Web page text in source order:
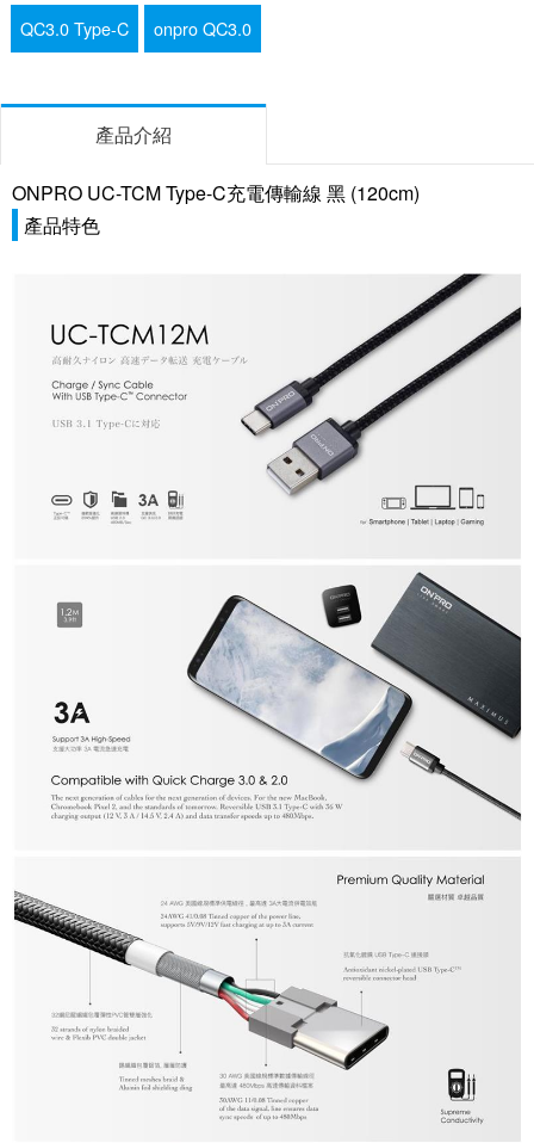
QC3.0 Type-C onpro QC3.0
產品介紹
ONPRO UC-TCM Type-C充電傳輸線 黑 (120cm)
產品特色